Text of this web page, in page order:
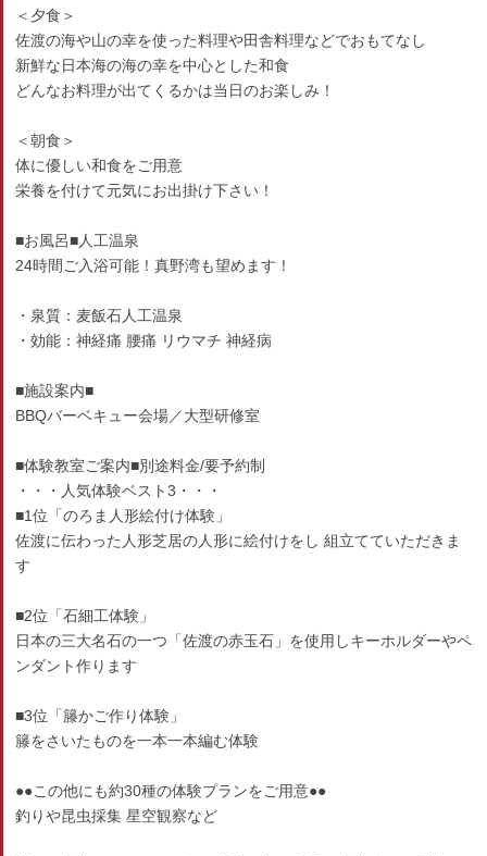
＜夕食＞
佐渡の海や山の幸を使った料理や田舎料理などでおもてなし
新鮮な日本海の海の幸を中心とした和食
どんなお料理が出てくるかは当日のお楽しみ！
＜朝食＞
体に優しい和食をご用意
栄養を付けて元気にお出掛け下さい！
■お風呂■人工温泉
24時間ご入浴可能！真野湾も望めます！
・泉質：麦飯石人工温泉
・効能：神経痛 腰痛 リウマチ 神経病
■施設案内■
BBQバーベキュー会場／大型研修室
■体験教室ご案内■別途料金/要予約制
・・・人気体験ベスト3・・・
■1位「のろま人形絵付け体験」
佐渡に伝わった人形芝居の人形に絵付けをし 組立てていただきま
す
■2位「石細工体験」
日本の三大名石の一つ「佐渡の赤玉石」を使用しキーホルダーやペ
ンダント作ります
■3位「籐かご作り体験」
籐をさいたものを一本一本編む体験
●●この他にも約30種の体験プランをご用意●●
釣りや昆虫採集 星空観察など